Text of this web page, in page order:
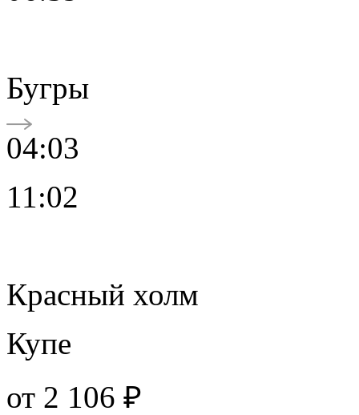
Бугры
04:03
11:02
Красный холм
Купе
от 2 106 ₽